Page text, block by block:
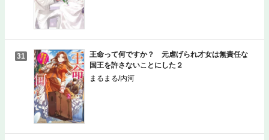
31
王命って何ですか？ 元虐げられ才女は無責任な
国王を許さないことにした２
まるまる/内河